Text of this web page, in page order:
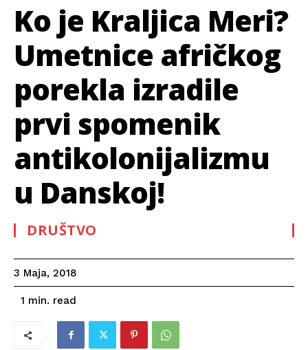
Ko je Kraljica Meri?
Umetnice afričkog
porekla izradile
prvi spomenik
antikolonijalizmu
u Danskoj!
DRUŠTVO
3 Maja, 2018
1 min. read